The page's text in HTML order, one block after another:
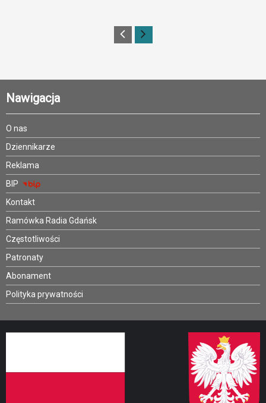
Nawigacja
O nas
Dziennikarze
Reklama
BIP
Kontakt
Ramówka Radia Gdańsk
Częstotliwości
Patronaty
Abonament
Polityka prywatności